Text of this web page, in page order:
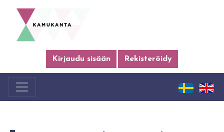
Kirjaudu sisään Rekisteröidy